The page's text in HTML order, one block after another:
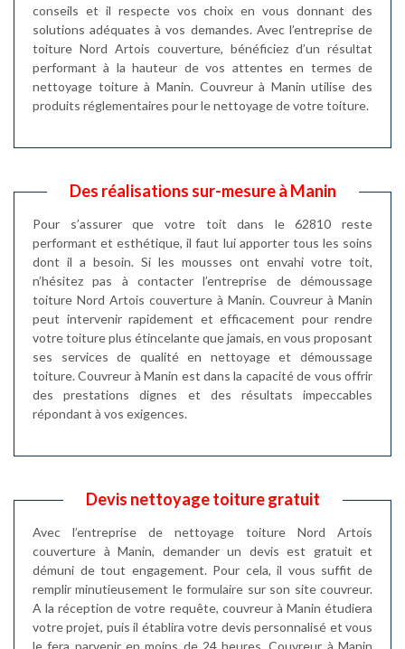
conseils et il respecte vos choix en vous donnant des
solutions adéquates à vos demandes. Avec l’entreprise de
toiture Nord Artois couverture, bénéficiez d’un résultat
performant à la hauteur de vos attentes en termes de
nettoyage toiture à Manin. Couvreur à Manin utilise des
produits réglementaires pour le nettoyage de votre toiture.
Des réalisations sur-mesure à Manin
Pour s’assurer que votre toit dans le 62810 reste
performant et esthétique, il faut lui apporter tous les soins
dont il a besoin. Si les mousses ont envahi votre toit,
n’hésitez pas à contacter l’entreprise de démoussage
toiture Nord Artois couverture à Manin. Couvreur à Manin
peut intervenir rapidement et efficacement pour rendre
votre toiture plus étincelante que jamais, en vous proposant
ses services de qualité en nettoyage et démoussage
toiture. Couvreur à Manin est dans la capacité de vous offrir
des prestations dignes et des résultats impeccables
répondant à vos exigences.
Devis nettoyage toiture gratuit
Avec l’entreprise de nettoyage toiture Nord Artois
couverture à Manin, demander un devis est gratuit et
démuni de tout engagement. Pour cela, il vous suffit de
remplir minutieusement le formulaire sur son site couvreur.
A la réception de votre requête, couvreur à Manin étudiera
votre projet, puis il établira votre devis personnalisé et vous
le fera parvenir en moins de 24 heures. Couvreur à Manin